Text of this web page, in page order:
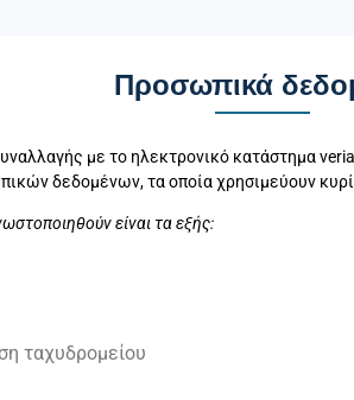
Προσωπικά
με το ηλεκτρονικό κατάστημα
δεδομένων, τα οποία χρησιμεύουν
είναι τα εξής:
ταχυδρομείου